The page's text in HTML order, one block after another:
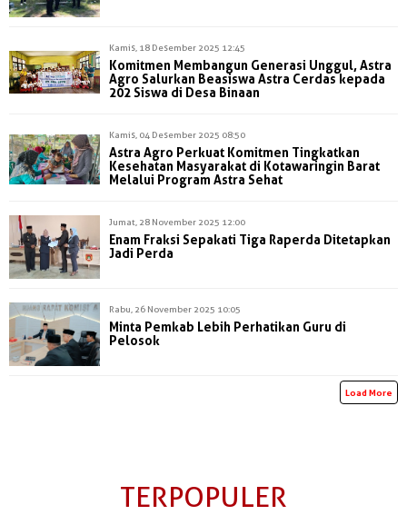
Kamis, 18 Desember 2025 12:45
Komitmen Membangun Generasi Unggul, Astra
Agro Salurkan Beasiswa Astra Cerdas kepada
202 Siswa di Desa Binaan
Kamis, 04 Desember 2025 08:50
Astra Agro Perkuat Komitmen Tingkatkan
Kesehatan Masyarakat di Kotawaringin Barat
Melalui Program Astra Sehat
Jumat, 28 November 2025 12:00
Enam Fraksi Sepakati Tiga Raperda Ditetapkan
Jadi Perda
Rabu, 26 November 2025 10:05
Minta Pemkab Lebih Perhatikan Guru di
Pelosok
Load More
TERPOPULER